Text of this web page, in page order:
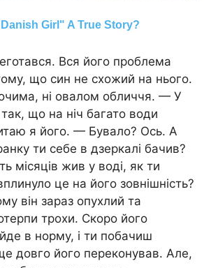
Вся його проблема
що син не схожий на нього.
ні овалом обличчя. — У
що на ніч багато води
я його. — Бувало? Ось. А
ти себе в дзеркалі бачив?
місяців жив у воді, як ти
це на його зовнішність?
він зараз опухлий та
трохи. Скоро його
в норму, і ти побачиш
довго його переконував. Але,